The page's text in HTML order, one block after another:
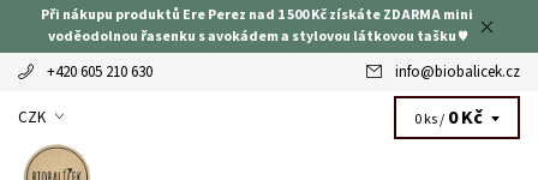
Při nákupu produktů Ere Perez nad 1 500 Kč získáte ZDARMA mini
voděodolnou řasenku s avokádem a stylovou látkovou tašku ♥
+420 605 210 630 info@biobalicek.cz
CZK 0 ks / 0 Kč